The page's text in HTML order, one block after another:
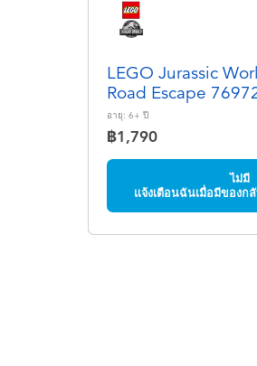
LEGO Jurassic
Road Escape
อายุ: 6+ ปี
฿1,790
ไม่มี
แจ้งเตือนฉันเมื่อมีของก